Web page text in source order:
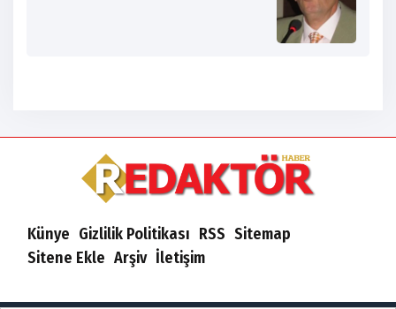
Künye Gizlilik Politikası RSS Sitemap
Sitene Ekle Arşiv İletişim